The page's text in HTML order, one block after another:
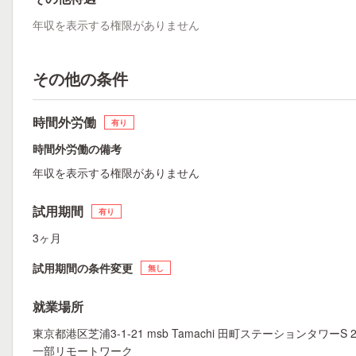
年収を表示する権限がありません
その他の条件
時間外労働 有り
時間外労働の備考
年収を表示する権限がありません
試用期間 有り
3ヶ月
試用期間の条件変更
無し
就業場所
東京都港区芝浦3-1-21 msb Tamachi 田町ステーションタワーS
一部リモートワーク